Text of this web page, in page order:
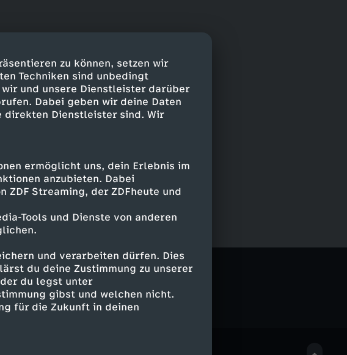
zu können, setzen wir
Techniken sind unbedingt
und unsere Dienstleister darüber
Dabei geben wir deine Daten
direkten Dienstleister sind. Wir
ermöglicht uns, dein Erlebnis im
anzubieten. Dabei
Streaming, der ZDFheute und
Tools und Dienste von anderen
und verarbeiten dürfen. Dies
du deine Zustimmung zu unserer
du legst unter
gibst und welchen nicht.
für die Zukunft in deinen
Daily